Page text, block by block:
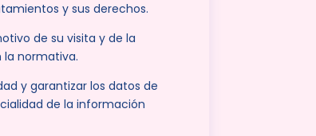
y sus derechos.
de su visita y de la
la normativa.
y garantizar los datos de
de la información